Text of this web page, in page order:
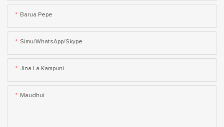
Barua Pepe
Simu/WhatsApp/Skype
Jina La Kampuni
Maudhui